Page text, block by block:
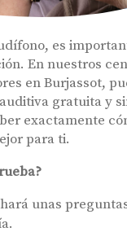
es
En nuestros
en Burjassot,
gratuita y
exactamente
para ti.
unas